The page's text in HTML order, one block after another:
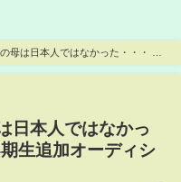
母は日本人ではなかった・・・ あ
日本人ではなかっ
生追加オーディシ